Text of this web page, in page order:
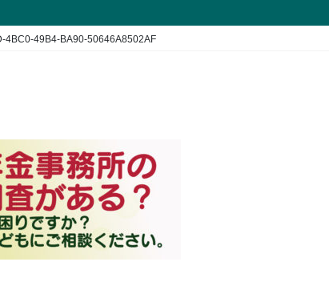
4BC0-49B4-BA90-50646A8502AF